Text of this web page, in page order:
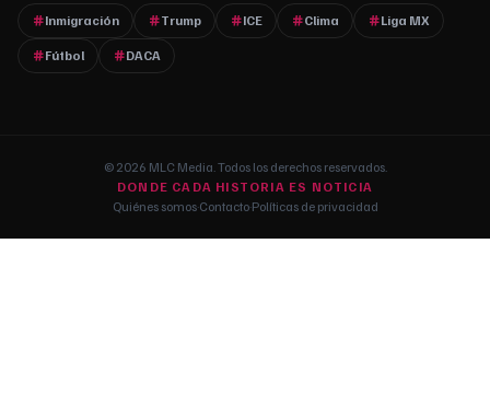
Inmigración Trump ICE Clima Liga MX
Fútbol DACA
© 2026 MLC Media. Todos los derechos reservados.
DONDE CADA HISTORIA ES NOTICIA
Quiénes somos·Contacto·Políticas de privacidad